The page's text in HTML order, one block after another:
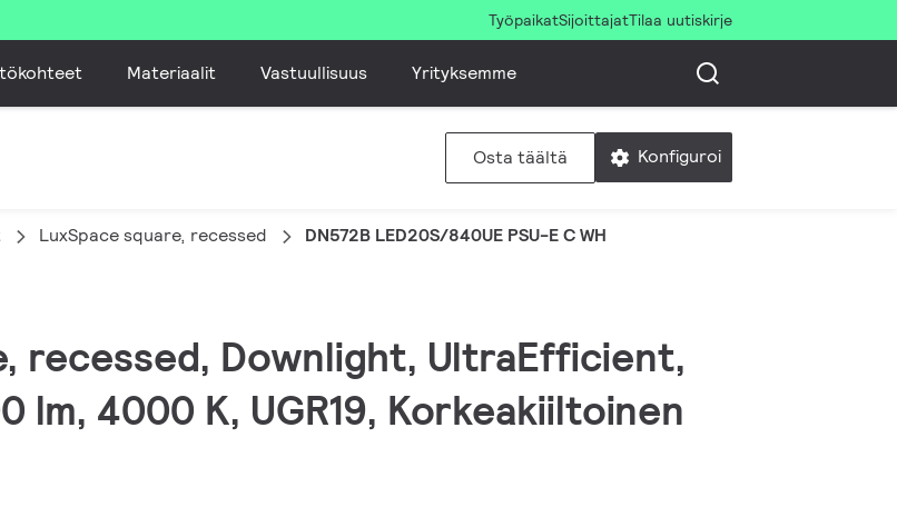
TyöpaikatSijoittajatTilaa uutiskirje
Materiaalit Vastuullisuus Yrityksemme
Osta täältä Konfiguroi
LuxSpace square, recessed DN572B LED20S/840UE PSU-E C WH
recessed, Downlight, UltraEfficient,
lm, 4000 K, UGR19, Korkeakiiltoinen